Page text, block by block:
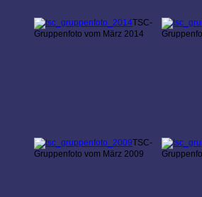
TSC-
Gruppenfoto vom März 2014
TSC-
Gruppenfoto vom März 2009